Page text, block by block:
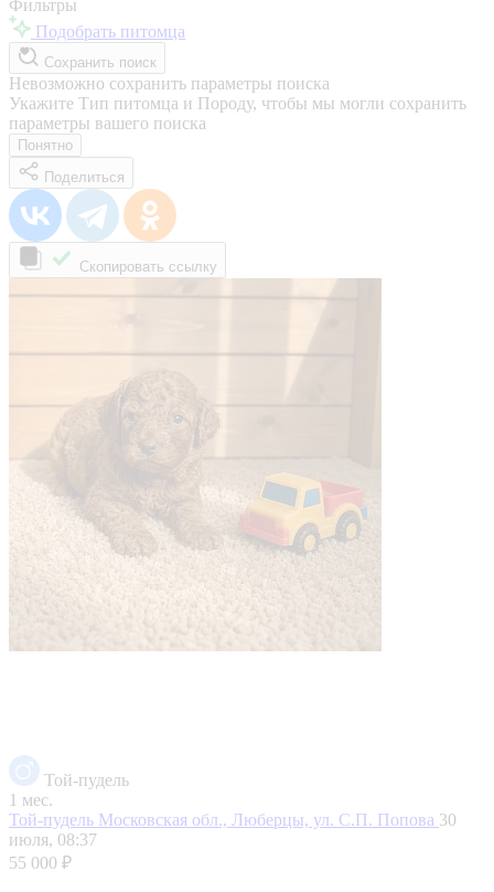
Фильтры
Подобрать питомца
Сохранить поиск
Невозможно сохранить параметры поиска
Укажите Тип питомца и Породу, чтобы мы могли сохранить
параметры вашего поиска
Понятно
Поделиться
Скопировать ссылку
Той-пудель
1 мес.
Той-пудель Московская обл., Люберцы, ул. С.П. Попова 30
июля, 08:37
55 000 ₽